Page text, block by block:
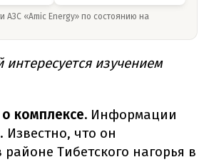
АЗС «Amic Energy» по состоянию на
изучением
комплексе. Информации
Известно, что он
Тибетского нагорья в